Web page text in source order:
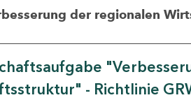
der regionalen
- Richtlinie